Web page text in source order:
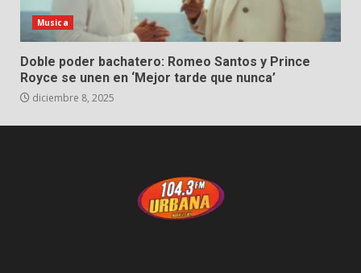
Musica
Doble poder bachatero: Romeo Santos y Prince
Royce se unen en ‘Mejor tarde que nunca’
diciembre 8, 2025